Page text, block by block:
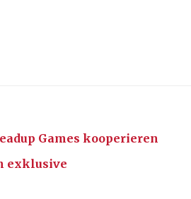
Games kooperieren
exklusive